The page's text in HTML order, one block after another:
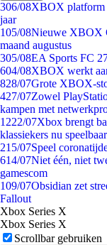
306/08XBOX platform
jaar
105/08Nieuwe XBOX
maand augustus
305/08EA Sports FC
604/08XBOX werkt
828/07Grote XBOX-
427/07Zowel
kampen met
1222/07Xbox brengt
klassiekers nu speelbaar
215/07Speel
614/07Niet één, niet
gamescom
109/07Obsidian zet
Fallout
Xbox Series X
Xbox Series X
Scrollbar gebruiken